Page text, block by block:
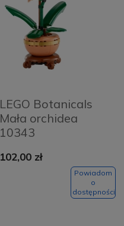
LEGO Botanicals
Mała orchidea
10343
102,00 zł
Powiadom
o
dostępności